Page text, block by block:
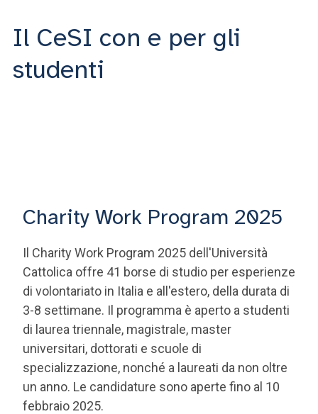
Il CeSI con e per gli
studenti
Charity Work Program 2025
Il Charity Work Program 2025 dell'Università
Cattolica offre 41 borse di studio per esperienze
di volontariato in Italia e all'estero, della durata di
3-8 settimane. Il programma è aperto a studenti
di laurea triennale, magistrale, master
universitari, dottorati e scuole di
specializzazione, nonché a laureati da non oltre
un anno. Le candidature sono aperte fino al 10
febbraio 2025.